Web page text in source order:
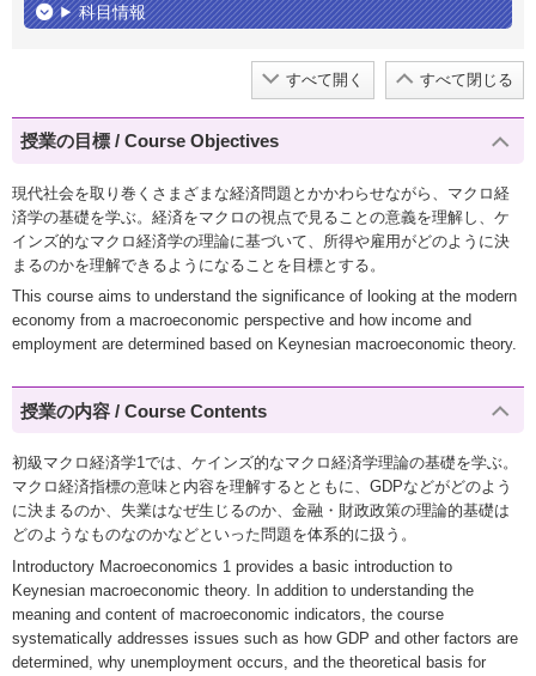
科目情報
すべて開く すべて閉じる
授業の目標 / Course Objectives
現代社会を取り巻くさまざまな経済問題とかかわらせながら、マクロ経
済学の基礎を学ぶ。経済をマクロの視点で見ることの意義を理解し、ケ
インズ的なマクロ経済学の理論に基づいて、所得や雇用がどのように決
まるのかを理解できるようになることを目標とする。
This course aims to understand the significance of looking at the modern
economy from a macroeconomic perspective and how income and
employment are determined based on Keynesian macroeconomic theory.
授業の内容 / Course Contents
初級マクロ経済学1では、ケインズ的なマクロ経済学理論の基礎を学ぶ。
マクロ経済指標の意味と内容を理解するとともに、GDPなどがどのよう
に決まるのか、失業はなぜ生じるのか、金融・財政政策の理論的基礎は
どのようなものなのかなどといった問題を体系的に扱う。
Introductory Macroeconomics 1 provides a basic introduction to
Keynesian macroeconomic theory. In addition to understanding the
meaning and content of macroeconomic indicators, the course
systematically addresses issues such as how GDP and other factors are
determined, why unemployment occurs, and the theoretical basis for